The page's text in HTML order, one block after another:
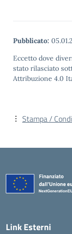
Pubblicato:
Eccetto dove
stato rilasciato
Attribuzione 4.0
Stampa /
Link Esterni